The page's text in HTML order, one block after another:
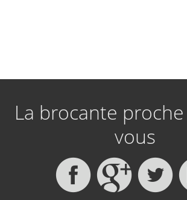
La brocante
vous